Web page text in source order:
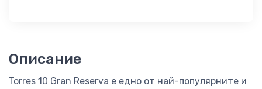
Описание
Torres 10 Gran Reserva е едно от най-популярните и